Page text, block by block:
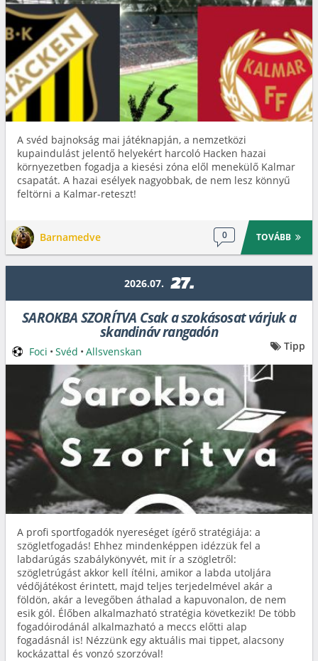
A svéd bajnokság mai játéknapján, a nemzetközi
kupaindulást jelentő helyekért harcoló Hacken hazai
környezetben fogadja a kiesési zóna elől menekülő Kalmar
csapatát. A hazai esélyek nagyobbak, de nem lesz könnyű
feltörni a Kalmar-reteszt!
Barnamedve 0 TOVÁBB
2026.07. 27.
SAROKBA SZORÍTVA Csak a szokásosat várjuk a
skandináv rangadón
A profi sportfogadók nyereséget ígérő stratégiája: a
szögletfogadás! Ehhez mindenképpen idézzük fel a
labdarúgás szabálykönyvét, mit ír a szögletről:
szögletrúgást akkor kell ítélni, amikor a labda utoljára
védőjátékost érintett, majd teljes terjedelmével akár a
földön, akár a levegőben áthalad a kapuvonalon, de nem
esik gól. Élőben alkalmazható stratégia következik! De több
fogadóirodánál alkalmazható a meccs előtti alap
fogadásnál is! Nézzünk egy aktuális mai tippet, alacsony
kockázattal és vonzó szorzóval!
Foci • Svéd • Allsvenskan Tipp